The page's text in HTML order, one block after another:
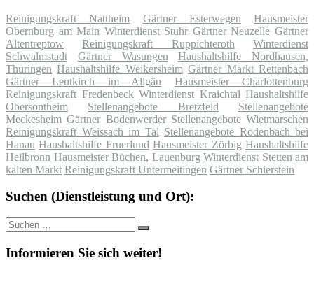
Reinigungskraft Nattheim Gärtner Esterwegen
Hausmeister
Obernburg am Main Winterdienst Stuhr Gärtner Neuzelle Gärtner
Altentreptow
Reinigungskraft Ruppichteroth
Winterdienst
Schwalmstadt
Gärtner Wasungen
Haushaltshilfe Nordhausen,
Thüringen Haushaltshilfe Weikersheim Gärtner Markt Rettenbach
Gärtner Leutkirch im Allgäu
Hausmeister Charlottenburg
Reinigungskraft Fredenbeck Winterdienst Kraichtal Haushaltshilfe
Obersontheim
Stellenangebote Bretzfeld
Stellenangebote
Meckesheim Gärtner Bodenwerder Stellenangebote Wietmarschen
Reinigungskraft Weissach im Tal Stellenangebote Rodenbach bei
Hanau Haushaltshilfe Fruerlund Hausmeister Zörbig Haushaltshilfe
Heilbronn Hausmeister Büchen, Lauenburg Winterdienst Stetten am
kalten Markt Reinigungskraft Untermeitingen Gärtner Schierstein
Suchen (Dienstleistung und Ort):
Suche
nach:
Suchen
Informieren Sie sich weiter!